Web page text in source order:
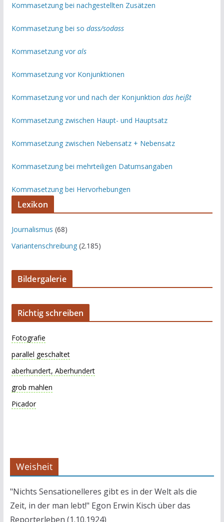
Kommasetzung bei nachgestellten Zusätzen
Kommasetzung bei so dass/sodass
Kommasetzung vor als
Kommasetzung vor Konjunktionen
Kommasetzung vor und nach der Konjunktion das heißt
Kommasetzung zwischen Haupt- und Hauptsatz
Kommasetzung zwischen Nebensatz + Nebensatz
Kommasetzung bei mehrteiligen Datumsangaben
Kommasetzung bei Hervorhebungen
Lexikon
Journalismus (68)
Variantenschreibung(2.185)
Bildergalerie
Richtig schreiben
Fotografie
parallel geschaltet
aberhundert, Aberhundert
grob mahlen
Picador
Weisheit
"Nichts Sensationelleres gibt es in der Welt als die
Zeit, in der man lebt!" Egon Erwin Kisch über das
Reporterleben (1.10.1924)